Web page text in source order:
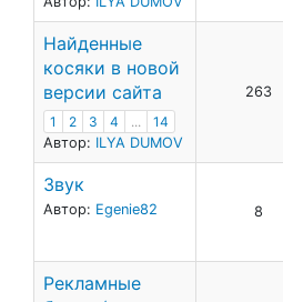
Найденные
косяки в новой
версии сайта
1 2 3 4 ...
14
Автор: ILYA DUMOV
263
Звук
Автор: Egenie82 8
Рекламные